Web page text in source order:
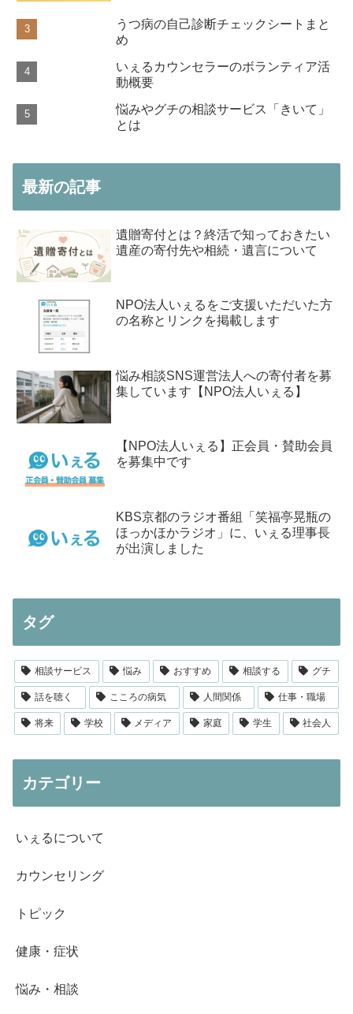
うつ病の自己診断チェックシートまと
め
いぇるカウンセラーのボランティア活
動概要
悩みやグチの相談サービス「きいて」
とは
最新の記事
遺贈寄付とは？終活で知っておきたい
遺産の寄付先や相続・遺言について
NPO法人いぇるをご支援いただいた方
の名称とリンクを掲載します
悩み相談SNS運営法人への寄付者を募
集しています【NPO法人いぇる】
【NPO法人いぇる】正会員・賛助会員
を募集中です
KBS京都のラジオ番組「笑福亭晃瓶の
ほっかほかラジオ」に、いぇる理事長
が出演しました
タグ
相談サービス 悩み おすすめ 相談する グチ
話を聴く こころの病気 人間関係 仕事・職場
将来 学校 メディア 家庭 学生 社会人
カテゴリー
いぇるについて
カウンセリング
トピック
健康・症状
悩み・相談